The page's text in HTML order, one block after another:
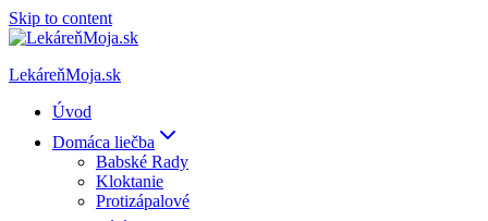
Skip to content
LekáreňMoja.sk
Úvod
Domáca liečba
Babské Rady
Kloktanie
Protizápalové